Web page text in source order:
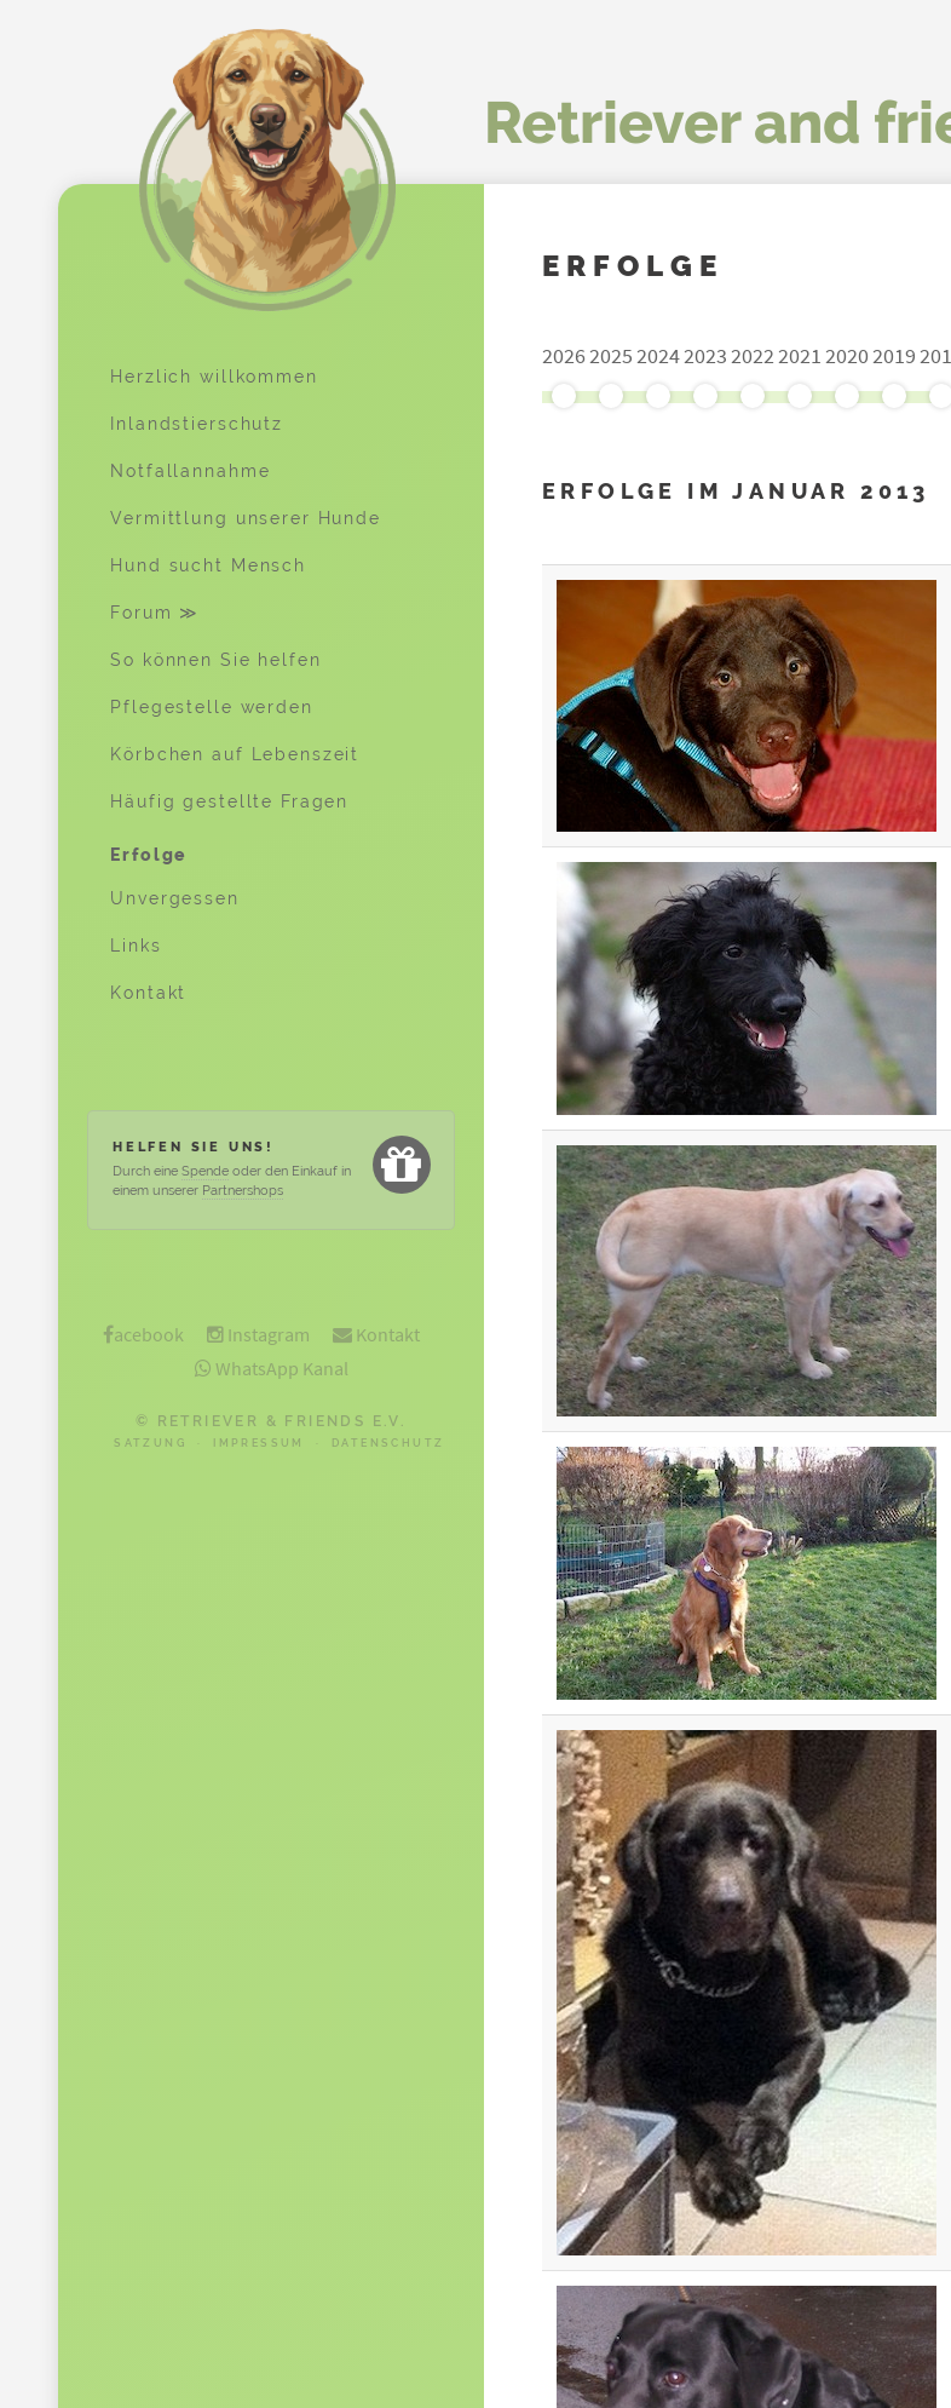
Retriever and
ERFOLGE
20262025202420232022202120202019
ERFOLGE IM JANUAR 2013
Herzlich willkommen
Inlandstierschutz
Notfallannahme
Vermittlung unserer Hunde
Hund sucht Mensch
Forum ≫
So können Sie helfen
Pflegestelle werden
Körbchen auf Lebenszeit
Häufig gestellte Fragen
Erfolge
Unvergessen
Links
Kontakt
HELFEN SIE UNS!
Durch eine Spende oder den Einkauf in
einem unserer Partnershops
acebook Instagram
Kontakt
WhatsApp Kanal
© RETRIEVER & FRIENDS E.V.
SATZUNG IMPRESSUM DATENSCHUTZ